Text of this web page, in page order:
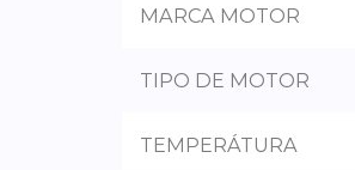
MARCA MOTOR
TIPO DE MOTOR
TEMPERÁTURA